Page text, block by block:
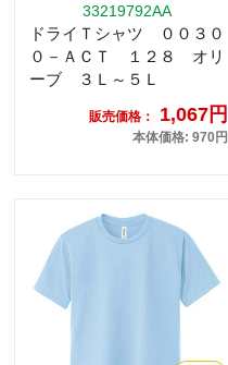
33219792AA
ドライＴシャツ ００３０
０－ＡＣＴ １２８ オリ
ーブ ３Ｌ～５Ｌ
販売価格： 1,067円
本体価格: 970円